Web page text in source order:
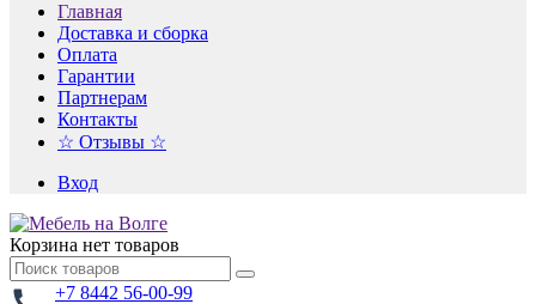
Главная
Доставка и сборка
Оплата
Гарантии
Партнерам
Контакты
☆ Отзывы ☆
Вход
Корзина нет товаров
+7 8442 56-00-99